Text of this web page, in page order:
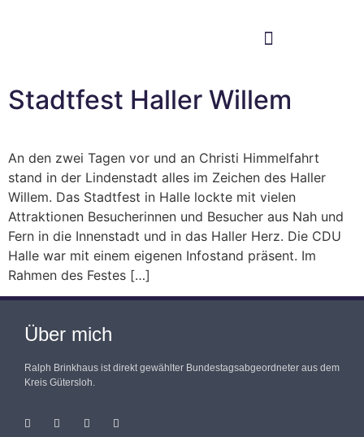
Stadtfest Haller Willem
An den zwei Tagen vor und an Christi Himmelfahrt
stand in der Lindenstadt alles im Zeichen des Haller
Willem. Das Stadtfest in Halle lockte mit vielen
Attraktionen Besucherinnen und Besucher aus Nah und
Fern in die Innenstadt und in das Haller Herz. Die CDU
Halle war mit einem eigenen Infostand präsent. Im
Rahmen des Festes […]
Über mich
Ralph Brinkhaus ist direkt gewählter Bundestagsabgeordneter aus dem
Kreis Gütersloh.